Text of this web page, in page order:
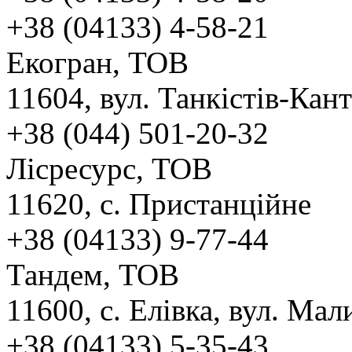
+38 (04133) 4-58-21
Екогран, ТОВ
11604, вул. Танкістів-
+38 (044) 501-20-32
Лісресурс, ТОВ
11620, с. Пристанційне
+38 (04133) 9-77-44
Тандем, ТОВ
11600, с. Елівка, вул.
+38 (04133) 5-35-43